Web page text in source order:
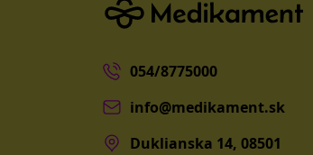
054/8775000
info@medikament.sk
Duklianska 14, 08501